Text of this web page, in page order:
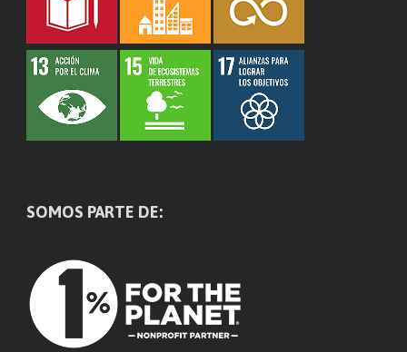
SOMOS PARTE DE: